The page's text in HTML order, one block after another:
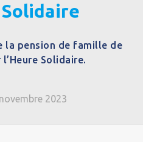
Solidaire
la pension de famille de
Solidaire.
2023